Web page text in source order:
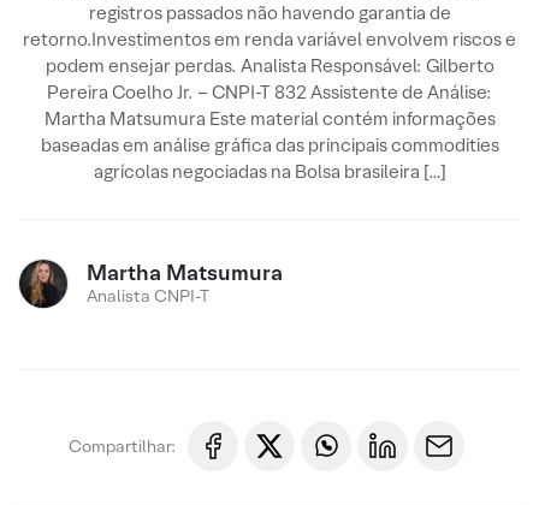
registros passados não havendo garantia de
retorno.Investimentos em renda variável envolvem riscos e
podem ensejar perdas. Analista Responsável: Gilberto
Pereira Coelho Jr. – CNPI-T 832 Assistente de Análise:
Martha Matsumura Este material contém informações
baseadas em análise gráfica das principais commodities
agrícolas negociadas na Bolsa brasileira […]
Martha Matsumura
Analista CNPI-T
Compartilhar: